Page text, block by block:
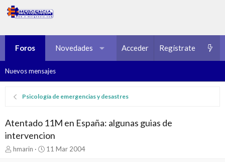
Foros Novedades Multimedia Recursos
Acceder Regístrate
Nuevos mensajes
Psicología de emergencias y desastres
Atentado 11M en España: algunas guias de
intervencion
Ihmarin
F11 Mar 2004